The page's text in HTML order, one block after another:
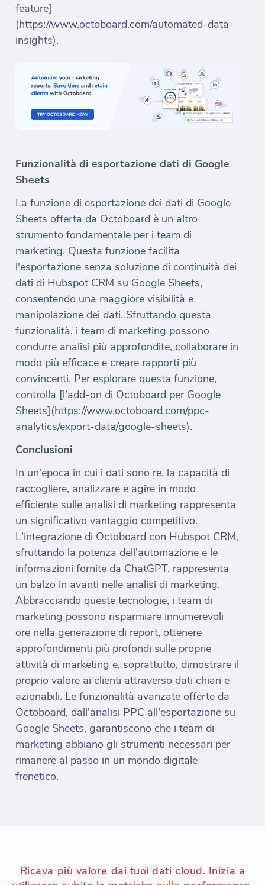
feature]
(https://www.octoboard.com/automated-data-
insights).
Funzionalità di esportazione dati di Google
Sheets
La funzione di esportazione dei dati di Google
Sheets offerta da Octoboard è un altro
strumento fondamentale per i team di
marketing. Questa funzione facilita
l'esportazione senza soluzione di continuità dei
dati di Hubspot CRM su Google Sheets,
consentendo una maggiore visibilità e
manipolazione dei dati. Sfruttando questa
funzionalità, i team di marketing possono
condurre analisi più approfondite, collaborare in
modo più efficace e creare rapporti più
convincenti. Per esplorare questa funzione,
controlla [l'add-on di Octoboard per Google
Sheets](https://www.octoboard.com/ppc-
analytics/export-data/google-sheets).
Conclusioni
In un'epoca in cui i dati sono re, la capacità di
raccogliere, analizzare e agire in modo
efficiente sulle analisi di marketing rappresenta
un significativo vantaggio competitivo.
L'integrazione di Octoboard con Hubspot CRM,
sfruttando la potenza dell'automazione e le
informazioni fornite da ChatGPT, rappresenta
un balzo in avanti nelle analisi di marketing.
Abbracciando queste tecnologie, i team di
marketing possono risparmiare innumerevoli
ore nella generazione di report, ottenere
approfondimenti più profondi sulle proprie
attività di marketing e, soprattutto, dimostrare il
proprio valore ai clienti attraverso dati chiari e
azionabili. Le funzionalità avanzate offerte da
Octoboard, dall'analisi PPC all'esportazione su
Google Sheets, garantiscono che i team di
marketing abbiano gli strumenti necessari per
rimanere al passo in un mondo digitale
frenetico.
Ricava più valore dai tuoi dati cloud. Inizia a